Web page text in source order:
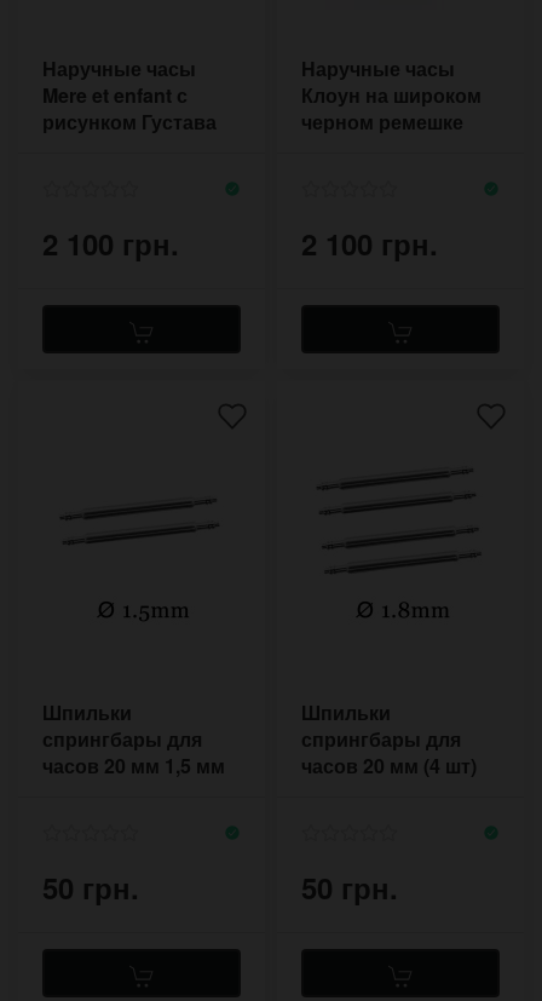
Наручные часы
Mere et enfant с
рисунком Густава
2 100 грн.
Наручные часы
Клоун на широком
черном ремешке
2 100 грн.
Шпильки
спрингбары для
часов 20 мм 1,5 мм
50 грн.
Шпильки
спрингбары для
часов 20 мм (4 шт)
50 грн.